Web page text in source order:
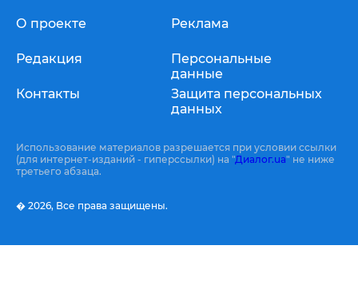
О проекте
Редакция
Контакты
Реклама
Персональные
данные
Защита персональных
данных
Использование материалов разрешается при условии ссылки
(для интернет-изданий - гиперссылки) на "Диалог.ua" не ниже
третьего абзаца.
� 2026, Все права защищены.